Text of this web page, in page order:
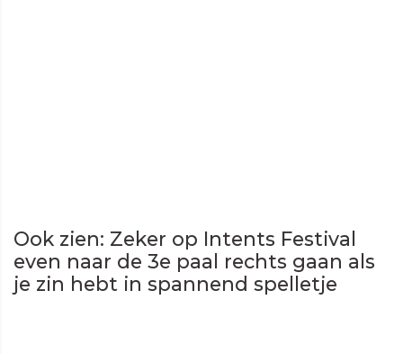
Ook zien: Zeker op Intents Festival
even naar de 3e paal rechts gaan als
je zin hebt in spannend spelletje